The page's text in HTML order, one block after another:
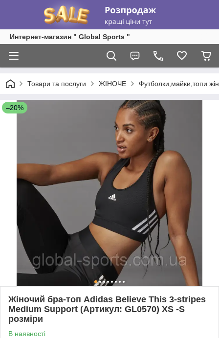
Интернет-магазин " Global Sports "
Товари та послуги ЖІНОЧЕ Футболки,майки,топи
–20%
Жіночий бра-топ Adidas Believe This 3-stripes
Medium Support (Артикул: GL0570) XS -S
розміри
В наявності